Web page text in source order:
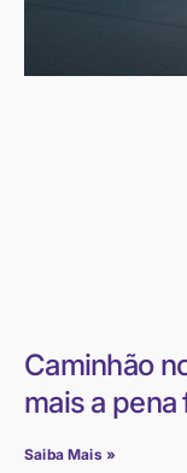
Caminhão
mais a
Saiba Mais »